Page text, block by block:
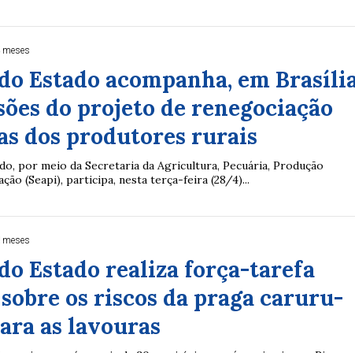
meses
Estado acompanha, em
do projeto de renegociação
dos produtores rurais
por meio da Secretaria da Agricultura, Pecuária, Produção
(Seapi), participa, nesta terça-feira (28/4)...
meses
Estado realiza força-tarefa
os riscos da praga caruru-
as lavouras